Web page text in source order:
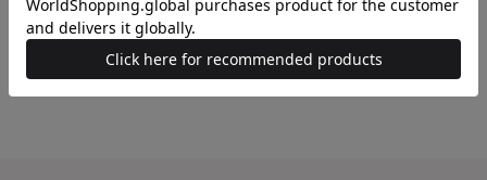
ニュアンスラインストラップサンダ
ニュアンスラインストラップサンダ